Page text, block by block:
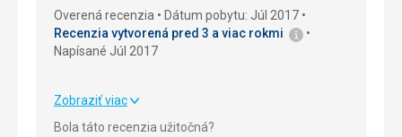
Overená recenzia
Dátum pobytu: Júl 2017
Recenzia vytvorená pred 3 a viac rokmi
Napísané Júl 2017
Strava
Zobraziť viac
Bola táto recenzia užitočná?